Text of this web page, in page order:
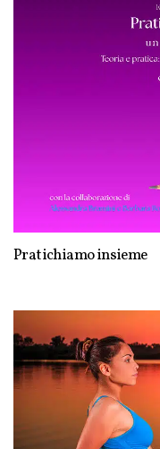
Pratichiamo insieme